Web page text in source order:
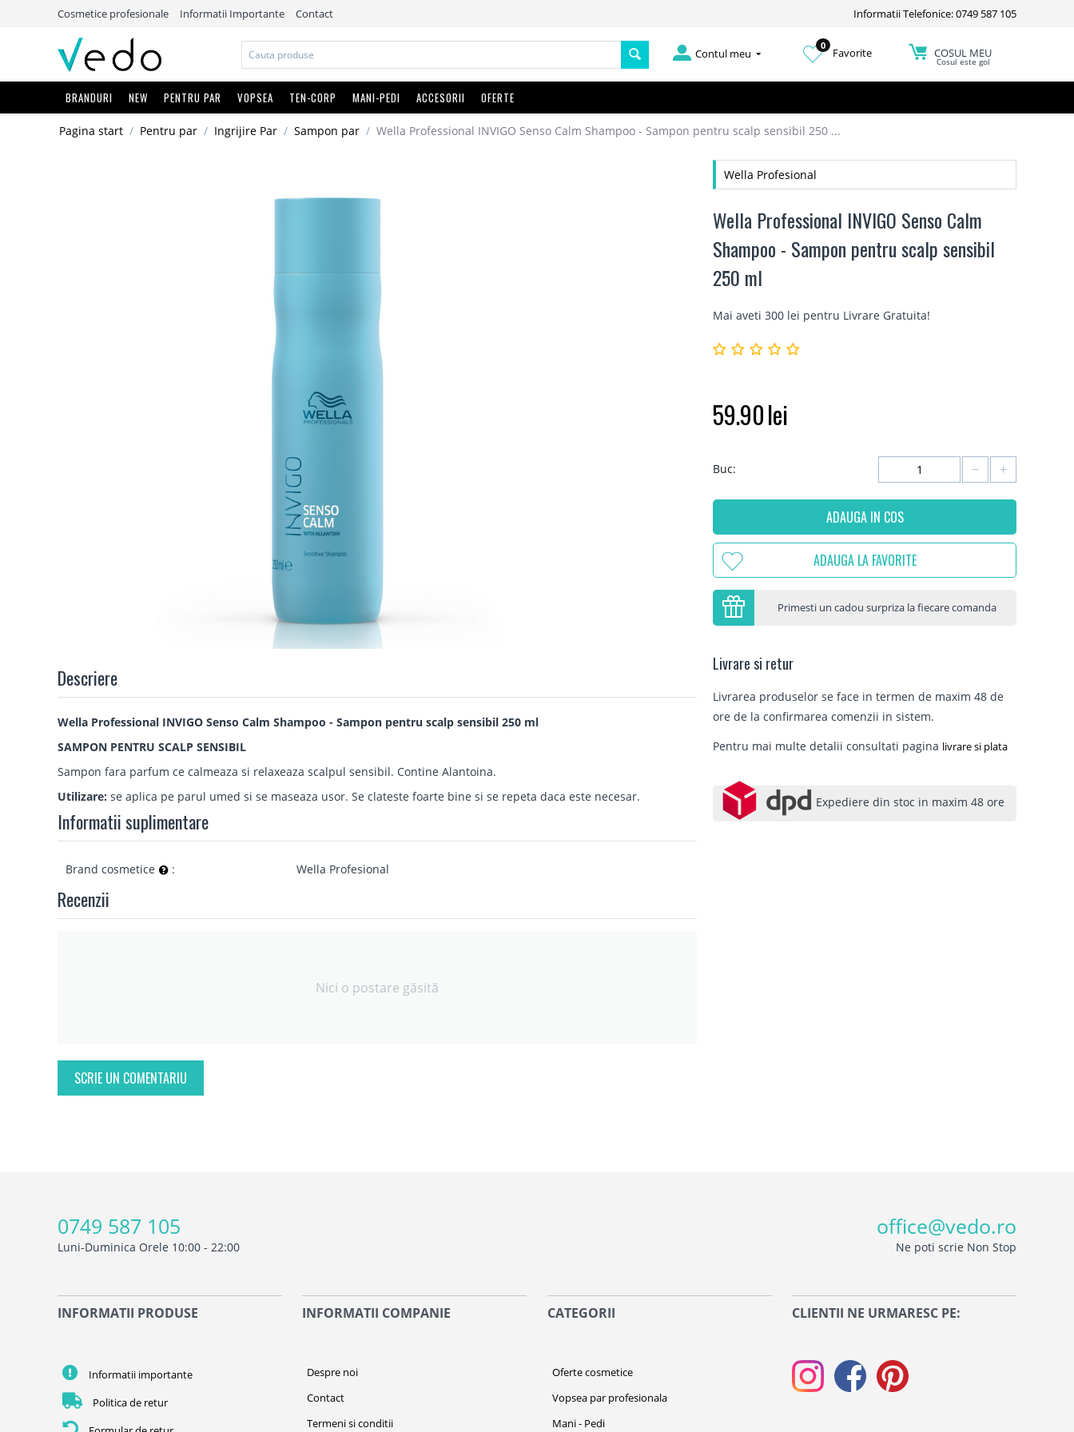
Cosmetice profesionale Informatii Importante Contact Informatii Telefonice: 0749 587 105
Contul meu
0
Favorite COSUL MEU
Cosul este gol
BRANDURI NEW PENTRU PAR VOPSEA TEN-CORP MANI-PEDI ACCESORII OFERTE
Pagina start / Pentru par / Ingrijire Par / Sampon par / Wella Professional INVIGO Senso Calm Shampoo - Sampon pentru scalp sensibil 250 ...
Descriere
Wella Professional INVIGO Senso Calm Shampoo - Sampon pentru scalp sensibil 250 ml
SAMPON PENTRU SCALP SENSIBIL
Sampon fara parfum ce calmeaza si relaxeaza scalpul sensibil. Contine Alantoina.
Utilizare: se aplica pe parul umed si se maseaza usor. Se clateste foarte bine si se repeta daca este necesar.
Informatii suplimentare
Brand cosmetice : Wella Profesional
Recenzii
Nici o postare găsită
SCRIE UN COMENTARIU
Wella Profesional
Wella Professional INVIGO Senso Calm
Shampoo - Sampon pentru scalp sensibil
250 ml
Mai aveti 300 lei pentru Livrare Gratuita!
59.90lei
Buc: +
−
ADAUGA IN COS
ADAUGA LA FAVORITE
Primesti un cadou surpriza la fiecare comanda
Livrare si retur
Livrarea produselor se face in termen de maxim 48 de
ore de la confirmarea comenzii in sistem.
Pentru mai multe detalii consultati pagina livrare si plata
Expediere din stoc in maxim 48 ore
0749 587 105
Luni-Duminica Orele 10:00 - 22:00
office@vedo.ro
Ne poti scrie Non Stop
INFORMATII PRODUSE
Informatii importante
Politica de retur
INFORMATII COMPANIE
Despre noi
Contact
Termeni si conditii
CATEGORII
Oferte cosmetice
Vopsea par profesionala
Mani - Pedi
CLIENTII NE URMARESC PE: